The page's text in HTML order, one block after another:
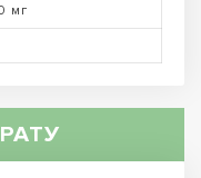
мг